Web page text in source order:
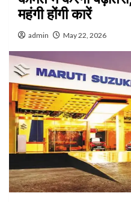
महंगी होंगी कारें
admin May 22, 2026